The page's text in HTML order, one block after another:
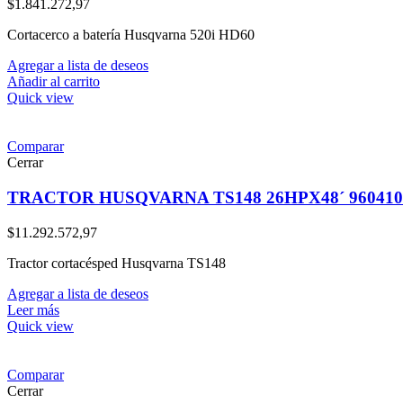
$1.841.272,97
Cortacerco a batería Husqvarna 520i HD60
Agregar a lista de deseos
Añadir al carrito
Quick view
Comparar
Cerrar
TRACTOR HUSQVARNA TS148 26HPX48´
$11.292.572,97
Tractor cortacésped Husqvarna TS148
Agregar a lista de deseos
Leer más
Quick view
Comparar
Cerrar